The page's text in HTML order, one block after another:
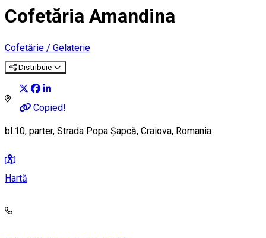
Cofetăria Amandina
Cofetărie / Gelaterie
Distribuie
Copied!
bl.10, parter, Strada Popa Șapcă, Craiova, Romania
Hartă